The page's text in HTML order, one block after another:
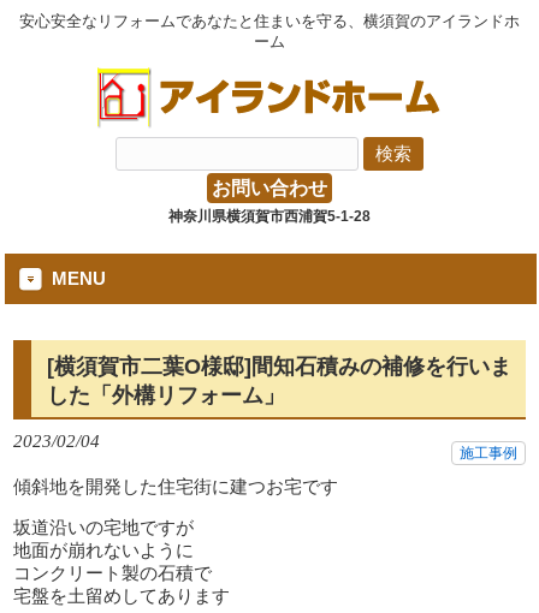
安心安全なリフォームであなたと住まいを守る、横須賀のアイランドホ
ーム
お問い合わせ
神奈川県横須賀市西浦賀5-1-28
MENU
[横須賀市二葉O様邸]間知石積みの補修を行いま
した「外構リフォーム」
2023/02/04
施工事例
傾斜地を開発した住宅街に建つお宅です
坂道沿いの宅地ですが
地面が崩れないように
コンクリート製の石積で
宅盤を土留めしてあります